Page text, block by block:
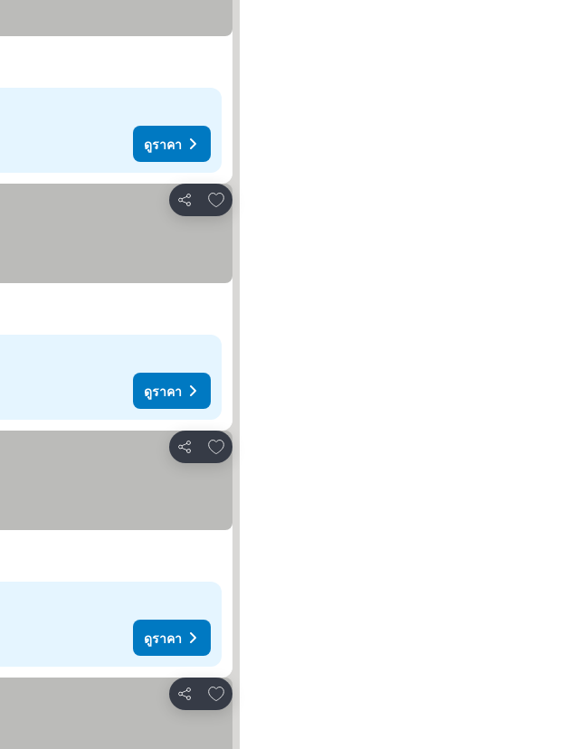
ดูราคา
แชร์
เพิ่มในรายการโปรด
ดูราคา
แชร์
เพิ่มในรายการโปรด
ดูราคา
แชร์
เพิ่มในรายการโปรด